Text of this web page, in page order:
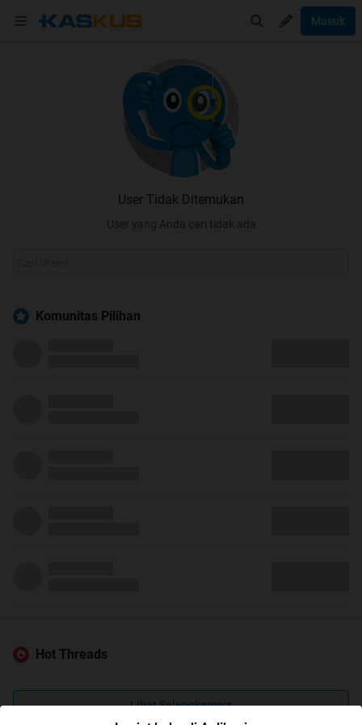
Masuk
User Tidak Ditemukan
User yang Anda cari tidak ada
Komunitas Pilihan
Hot Threads
Lihat Selengkapnya